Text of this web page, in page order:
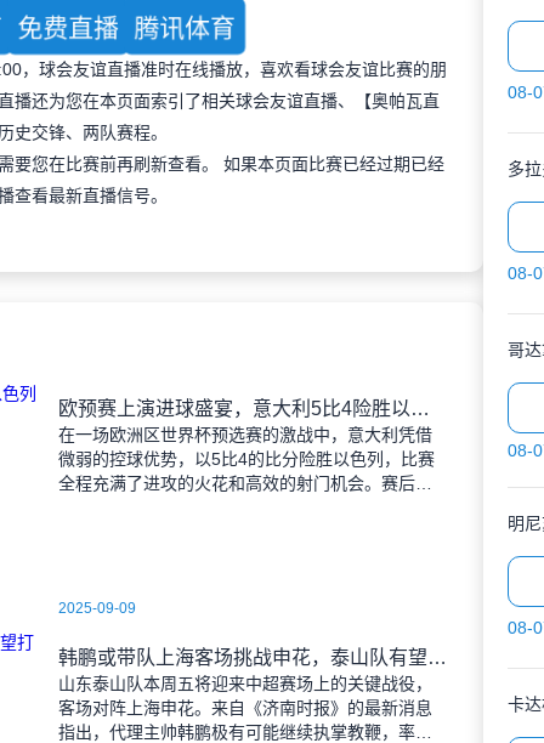
免费直播 腾讯体育
，球会友谊直播准时在线播放，喜欢看球会友谊比赛的朋
播还为您在本页面索引了相关球会友谊直播、【奥帕瓦直
史交锋、两队赛程。
要您在比赛前再刷新查看。 如果本页面比赛已经过期已经
查看最新直播信号。
欧预赛上演进球盛宴，意大利5比4险胜以色列控球占优
在一场欧洲区世界杯预选赛的激战中，意大利凭借
微弱的控球优势，以5比4的比分险胜以色列，比赛
全程充满了进攻的火花和高效的射门机会。赛后技
2025-09-09
韩鹏或带队上海客场挑战申花，泰山队有望打破近期交锋劣势
山东泰山队本周五将迎来中超赛场上的关键战役，
客场对阵上海申花。来自《济南时报》的最新消息
指出，代理主帅韩鹏极有可能继续执掌教鞭，率队
08-
多
08-
哥
08-
明
08-
卡